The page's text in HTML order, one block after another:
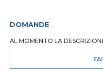
DOMANDE
AL MOMENTO LA